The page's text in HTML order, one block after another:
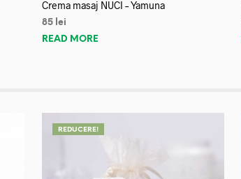
Crema masaj NUCI – Yamuna
85 lei
READ MORE
REDUCERE!